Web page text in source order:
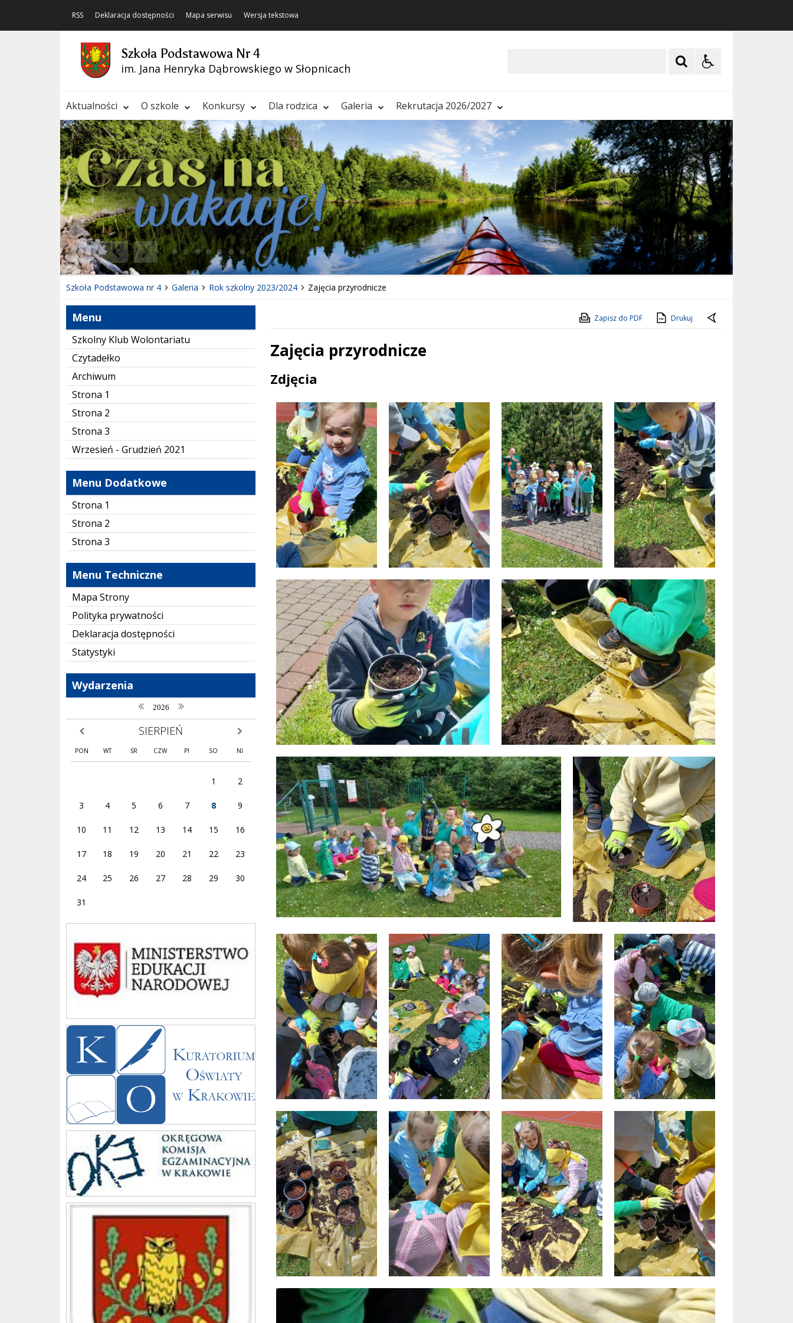
RSS Deklaracja dostępności Mapa serwisu Wersja tekstowa
Szkoła Podstawowa Nr 4
im. Jana Henryka Dąbrowskiego w Słopnicach
Aktualności O szkole Konkursy Dla rodzica Galeria Rekrutacja 2026/2027
Poprzedni Element
Następny Element
❚❚
Szkoła Podstawowa nr 4 Galeria Rok szkolny 2023/2024 Zajęcia przyrodnicze
Menu
Szkolny Klub Wolontariatu
Czytadełko
Archiwum
Strona 1
Strona 2
Strona 3
Wrzesień - Grudzień 2021
Menu Dodatkowe
Strona 1
Strona 2
Strona 3
Menu Techniczne
Mapa Strony
Polityka prywatności
Deklaracja dostępności
Statystyki
Wydarzenia
poprzedni rok
2026 następny rok
poprzedni miesiąc SIERPIEŃ następny miesiąc
PON WT ŚR CZW PI SO NI
1 2
3 4 5 6 7 8 9
10 11 12 13 14 15 16
17 18 19 20 21 22 23
24 25 26 27 28 29 30
31
Ministerstwo
Kuratorium
Komisja
Gmina
Zapisz do PDF Drukuj
Zajęcia przyrodnicze
Treść
Zdjęcia